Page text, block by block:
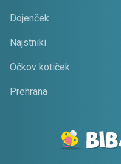
Dojenček
Najstniki
Očkov kotiček
Prehrana